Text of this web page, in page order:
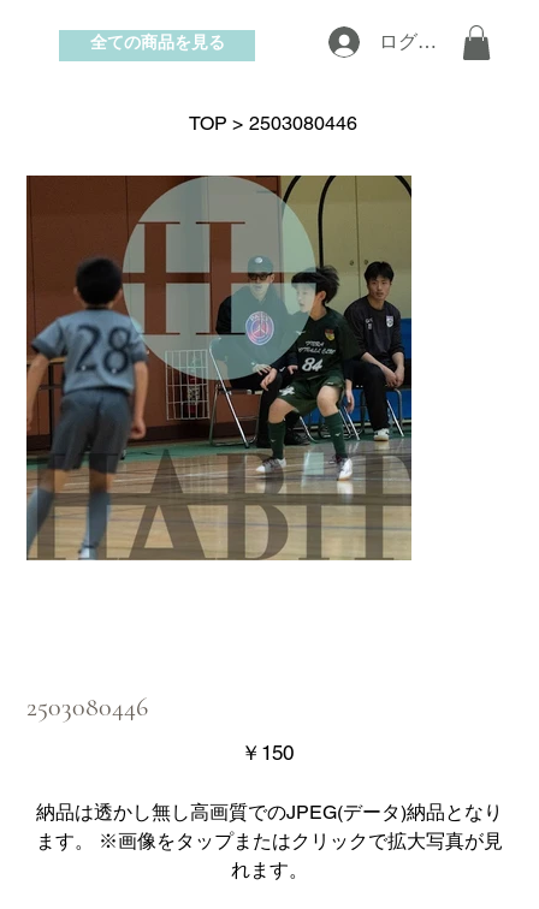
お問い合わせ
ログイン
全ての商品を見る
TOP > 2503080446
2503080446
価
格
￥150
納品は透かし無し高画質でのJPEG(データ)納品となり
ます。 ※画像をタップまたはクリックで拡大写真が見
れます。